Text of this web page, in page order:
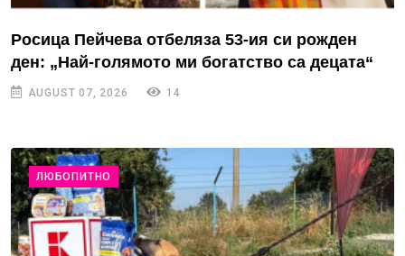
Росица Пейчева отбеляза 53-ия си рожден
ден: „Най-голямото ми богатство са децата“
AUGUST 07, 2026 14
ЛЮБОПИТНО